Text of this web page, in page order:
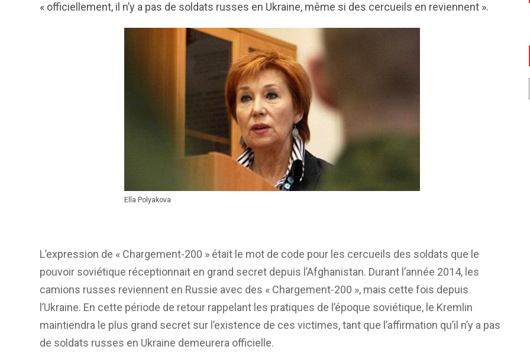
« officiellement, il n’y a pas de soldats russes en Ukraine, même si des cercueils en reviennent ».
Ella Polyakova
L’expression de « Chargement-200 » était le mot de code pour les cercueils des soldats que le
pouvoir soviétique réceptionnait en grand secret depuis l’Afghanistan. Durant l’année 2014, les
camions russes reviennent en Russie avec des « Chargement-200 », mais cette fois depuis
l’Ukraine. En cette période de retour rappelant les pratiques de l’époque soviétique, le Kremlin
maintiendra le plus grand secret sur l’existence de ces victimes, tant que l’affirmation qu’il n’y a pas
de soldats russes en Ukraine demeurera officielle.